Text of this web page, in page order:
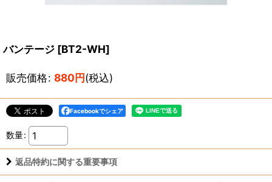
バンテージ [BT2-WH]
販売価格: 880円(税込)
Facebookでシェア
数量:
返品特約に関する重要事項